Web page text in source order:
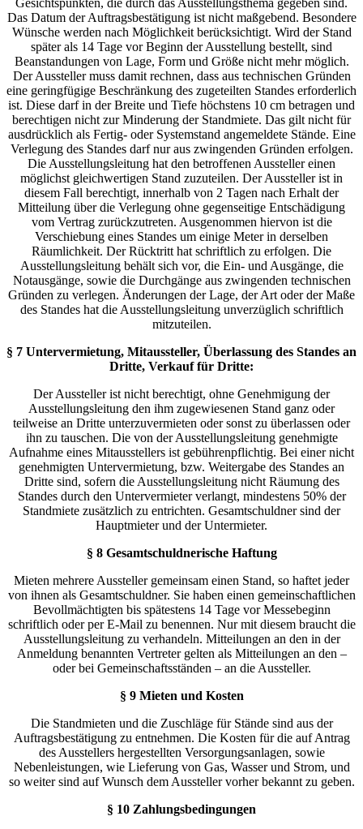
Gesichtspunkten, die durch das Ausstellungsthema gegeben sind.
Das Datum der Auftragsbestätigung ist nicht maßgebend. Besondere
Wünsche werden nach Möglichkeit berücksichtigt. Wird der Stand
später als 14 Tage vor Beginn der Ausstellung bestellt, sind
Beanstandungen von Lage, Form und Größe nicht mehr möglich.
Der Aussteller muss damit rechnen, dass aus technischen Gründen
eine geringfügige Beschränkung des zugeteilten Standes erforderlich
ist. Diese darf in der Breite und Tiefe höchstens 10 cm betragen und
berechtigen nicht zur Minderung der Standmiete. Das gilt nicht für
ausdrücklich als Fertig- oder Systemstand angemeldete Stände. Eine
Verlegung des Standes darf nur aus zwingenden Gründen erfolgen.
Die Ausstellungsleitung hat den betroffenen Aussteller einen
möglichst gleichwertigen Stand zuzuteilen. Der Aussteller ist in
diesem Fall berechtigt, innerhalb von 2 Tagen nach Erhalt der
Mitteilung über die Verlegung ohne gegenseitige Entschädigung
vom Vertrag zurückzutreten. Ausgenommen hiervon ist die
Verschiebung eines Standes um einige Meter in derselben
Räumlichkeit. Der Rücktritt hat schriftlich zu erfolgen. Die
Ausstellungsleitung behält sich vor, die Ein- und Ausgänge, die
Notausgänge, sowie die Durchgänge aus zwingenden technischen
Gründen zu verlegen. Änderungen der Lage, der Art oder der Maße
des Standes hat die Ausstellungsleitung unverzüglich schriftlich
mitzuteilen.
§ 7 Untervermietung, Mitaussteller, Überlassung des Standes an
Dritte, Verkauf für Dritte:
Der Aussteller ist nicht berechtigt, ohne Genehmigung der
Ausstellungsleitung den ihm zugewiesenen Stand ganz oder
teilweise an Dritte unterzuvermieten oder sonst zu überlassen oder
ihn zu tauschen. Die von der Ausstellungsleitung genehmigte
Aufnahme eines Mitausstellers ist gebührenpflichtig. Bei einer nicht
genehmigten Untervermietung, bzw. Weitergabe des Standes an
Dritte sind, sofern die Ausstellungsleitung nicht Räumung des
Standes durch den Untervermieter verlangt, mindestens 50% der
Standmiete zusätzlich zu entrichten. Gesamtschuldner sind der
Hauptmieter und der Untermieter.
§ 8 Gesamtschuldnerische Haftung
Mieten mehrere Aussteller gemeinsam einen Stand, so haftet jeder
von ihnen als Gesamtschuldner. Sie haben einen gemeinschaftlichen
Bevollmächtigten bis spätestens 14 Tage vor Messebeginn
schriftlich oder per E-Mail zu benennen. Nur mit diesem braucht die
Ausstellungsleitung zu verhandeln. Mitteilungen an den in der
Anmeldung benannten Vertreter gelten als Mitteilungen an den –
oder bei Gemeinschaftsständen – an die Aussteller.
§ 9 Mieten und Kosten
Die Standmieten und die Zuschläge für Stände sind aus der
Auftragsbestätigung zu entnehmen. Die Kosten für die auf Antrag
des Ausstellers hergestellten Versorgungsanlagen, sowie
Nebenleistungen, wie Lieferung von Gas, Wasser und Strom, und
so weiter sind auf Wunsch dem Aussteller vorher bekannt zu geben.
§ 10 Zahlungsbedingungen